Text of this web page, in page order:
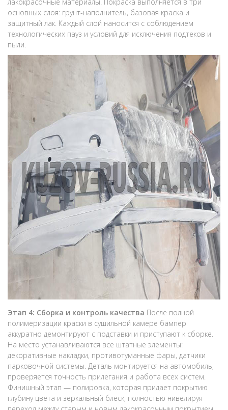
основных слоя: грунт-наполнитель, базовая краска и
защитный лак. Каждый слой наносится с соблюдением
технологических пауз и условий для исключения подтеков и
пыли.
Этап 4: Сборка и контроль качества После полной
полимеризации краски в сушильной камере бампер
аккуратно демонтируют с подставки и приступают к сборке.
На место устанавливаются все штатные элементы:
декоративные накладки, противотуманные фары, датчики
парковочной системы. Деталь монтируется на автомобиль,
проверяется точность прилегания и работа всех систем.
Финишный этап — полировка, которая придает покрытию
глубину цвета и зеркальный блеск, полностью нивелируя